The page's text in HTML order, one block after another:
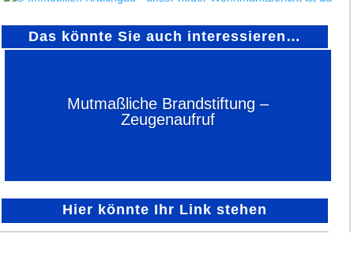
Das könnte Sie auch interessieren…
Mutmaßliche Brandstiftung –
Zeugenaufruf
Hier könnte Ihr Link stehen